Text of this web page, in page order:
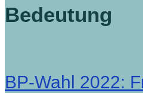
Bedeutung
BP-Wahl 2022: